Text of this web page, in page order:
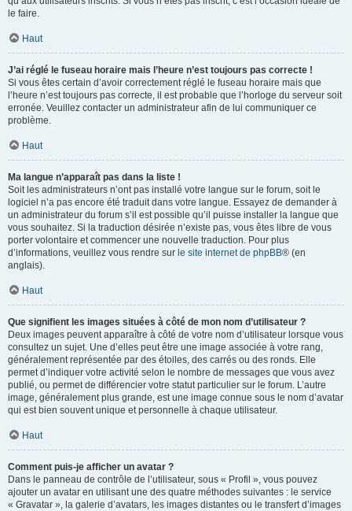
le faire.
Haut
J’ai réglé le fuseau horaire mais l’heure n’est toujours pas correcte !
Si vous êtes certain d’avoir correctement réglé le fuseau horaire mais que
l’heure n’est toujours pas correcte, il est probable que l’horloge du serveur soit
erronée. Veuillez contacter un administrateur afin de lui communiquer ce
problème.
Haut
Ma langue n’apparaît pas dans la liste !
Soit les administrateurs n’ont pas installé votre langue sur le forum, soit le
logiciel n’a pas encore été traduit dans votre langue. Essayez de demander à
un administrateur du forum s’il est possible qu’il puisse installer la langue que
vous souhaitez. Si la traduction désirée n’existe pas, vous êtes libre de vous
porter volontaire et commencer une nouvelle traduction. Pour plus
d’informations, veuillez vous rendre sur le site internet de phpBB® (en
anglais).
Haut
Que signifient les images situées à côté de mon nom d’utilisateur ?
Deux images peuvent apparaître à côté de votre nom d’utilisateur lorsque vous
consultez un sujet. Une d’elles peut être une image associée à votre rang,
généralement représentée par des étoiles, des carrés ou des ronds. Elle
permet d’indiquer votre activité selon le nombre de messages que vous avez
publié, ou permet de différencier votre statut particulier sur le forum. L’autre
image, généralement plus grande, est une image connue sous le nom d’avatar
qui est bien souvent unique et personnelle à chaque utilisateur.
Haut
Comment puis-je afficher un avatar ?
Dans le panneau de contrôle de l’utilisateur, sous « Profil », vous pouvez
ajouter un avatar en utilisant une des quatre méthodes suivantes : le service
« Gravatar », la galerie d’avatars, les images distantes ou le transfert d’images